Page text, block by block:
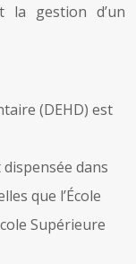
la gestion d’un
(DEHD) est
dans
que l’École
Supérieure